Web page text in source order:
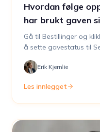
Hvordan følge
har brukt gaven
Gå til Bestillinger og
å sette gavestatus til
Erik Kjernlie
Les innlegget